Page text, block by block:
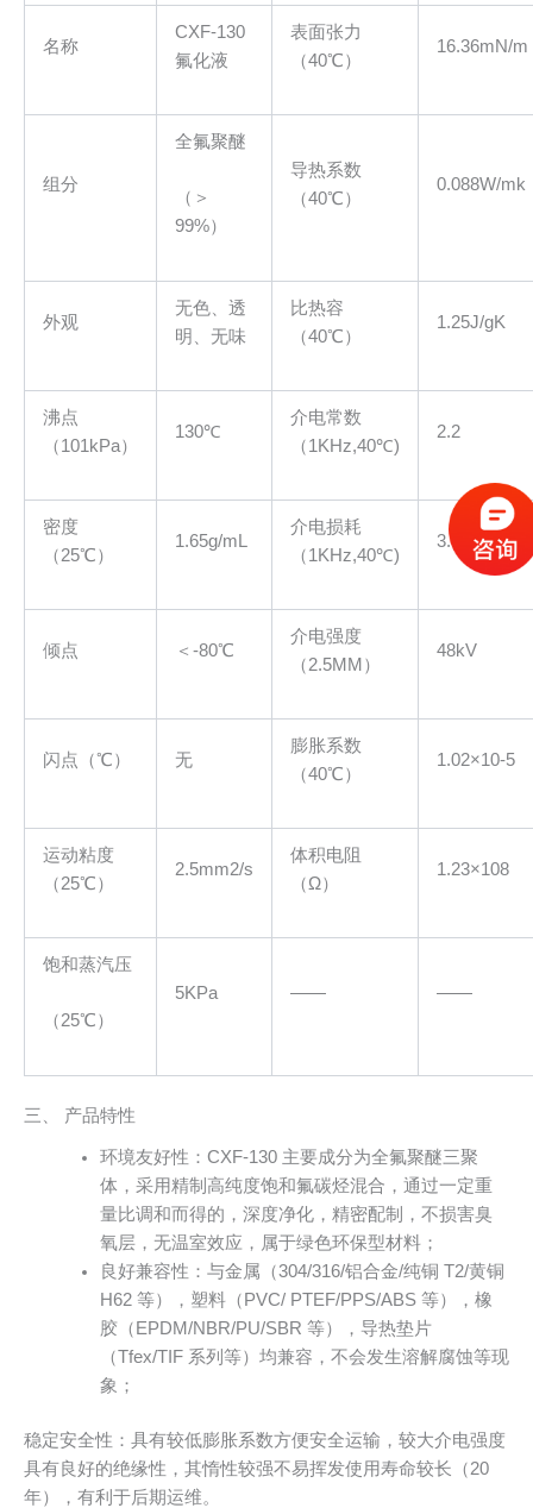
名称
CXF-130
氟化液
表面张力
（40℃）
16.36mN/m
组分
全氟聚醚
（＞
99%）
导热系数
（40℃）
0.088W/mk
外观
无色、透
明、无味
比热容
（40℃）
1.25J/gK
沸点
（101kPa）
130℃
介电常数
（1KHz,40℃)
2.2
密度
（25℃）
1.65g/mL
介电损耗
（1KHz,40℃)
3.1×10-3
倾点 ＜-80℃
介电强度
（2.5MM）
48kV
闪点（℃） 无
膨胀系数
（40℃）
1.02×10-5
运动粘度
（25℃）
2.5mm2/s
体积电阻
（Ω）
1.23×108
饱和蒸汽压
（25℃）
5KPa —— ——
三、 产品特性
环境友好性：CXF-130 主要成分为全氟聚醚三聚
体，采用精制高纯度饱和氟碳烃混合，通过一定重
量比调和而得的，深度净化，精密配制，不损害臭
氧层，无温室效应，属于绿色环保型材料；
良好兼容性：与金属（304/316/铝合金/纯铜 T2/黄铜
H62 等），塑料（PVC/ PTEF/PPS/ABS 等），橡
胶（EPDM/NBR/PU/SBR 等），导热垫片
（Tfex/TIF 系列等）均兼容，不会发生溶解腐蚀等现
象；
稳定安全性：具有较低膨胀系数方便安全运输，较大介电强度
具有良好的绝缘性，其惰性较强不易挥发使用寿命较长（20
年），有利于后期运维。